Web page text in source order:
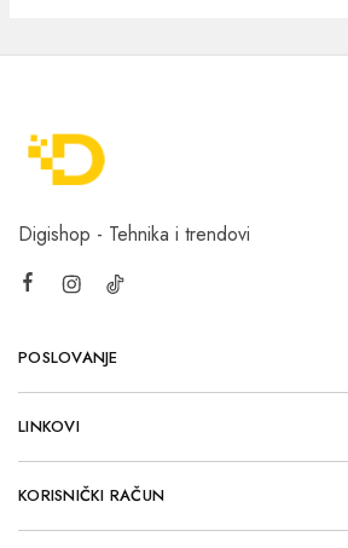
Digishop - Tehnika i trendovi
POSLOVANJE
LINKOVI
KORISNIČKI RAČUN